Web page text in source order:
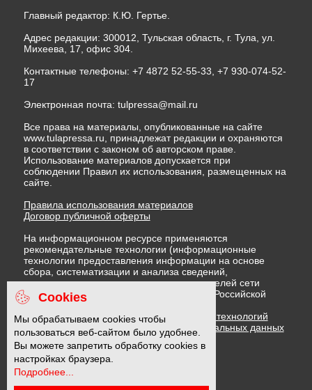
Главный редактор: К.Ю. Гертье.
Адрес редакции: 300012, Тульская область, г. Тула, ул.
Михеева, 17, офис 304.
Контактные телефоны: +7 4872 52-55-33, +7 930-074-52-
17
Электронная почта: tulpressa@mail.ru
Все права на материалы, опубликованные на сайте
www.tulapressa.ru, принадлежат редакции и охраняются
в соответствии с законом об авторском праве.
Использование материалов допускается при
соблюдении Правил их использования, размещенных на
сайте.
Правила использования материалов
Договор публичной оферты
На информационном ресурсе применяются
рекомендательные технологии (информационные
технологии предоставления информации на основе
сбора, систематизации и анализа сведений,
относящихся к предпочтениям пользователей сети
"Интернет", находящихся на территории Российской
Федерации)
Правила применения рекомендательных технологий
Политика в отношении обработки персональных данных
Политика обработки файлов cookie
16 +
Cookies
Мы обрабатываем cookies чтобы
пользоваться веб-сайтом было удобнее.
Вы можете запретить обработку cookies в
настройках браузера.
Подробнее...